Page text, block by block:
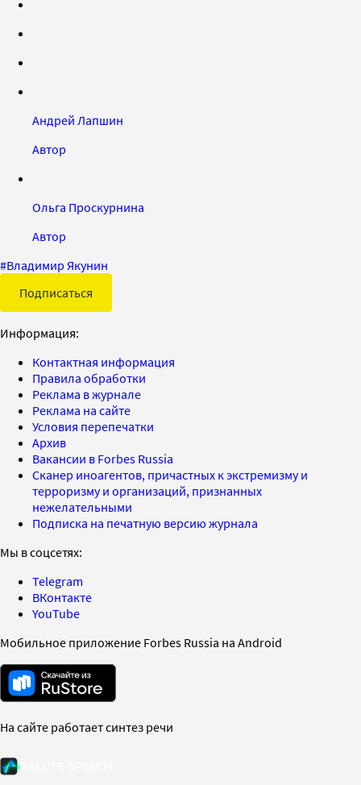
Андрей Лапшин
Автор
Ольга Проскурнина
Автор
#Владимир Якунин
Подписаться
Информация:
Контактная информация
Правила обработки
Реклама в журнале
Реклама на сайте
Условия перепечатки
Архив
Вакансии в Forbes Russia
Сканер иноагентов, причастных к экстремизму и
терроризму и организаций, признанных
нежелательными
Подписка на печатную версию журнала
Мы в соцсетях:
Telegram
ВКонтакте
YouTube
Мобильное приложение Forbes Russia на Android
На сайте работает синтез речи